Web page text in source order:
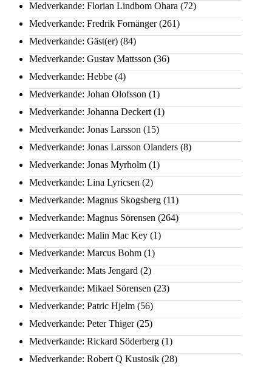
Medverkande: Florian Lindbom Ohara (72)
Medverkande: Fredrik Fornänger(261)
Medverkande: Gäst(er) (84)
Medverkande: Gustav Mattsson (36)
Medverkande: Hebbe (4)
Medverkande: Johan Olofsson (1)
Medverkande: Johanna Deckert (1)
Medverkande: Jonas Larsson (15)
Medverkande: Jonas Larsson Olanders (8)
Medverkande: Jonas Myrholm (1)
Medverkande: Lina Lyricsen (2)
Medverkande: Magnus Skogsberg (11)
Medverkande: Magnus Sörensen (264)
Medverkande: Malin Mac Key (1)
Medverkande: Marcus Bohm (1)
Medverkande: Mats Jengard (2)
Medverkande: Mikael Sörensen (23)
Medverkande: Patric Hjelm (56)
Medverkande: Peter Thiger(25)
Medverkande: Rickard Söderberg (1)
Medverkande: Robert Q Kustosik (28)